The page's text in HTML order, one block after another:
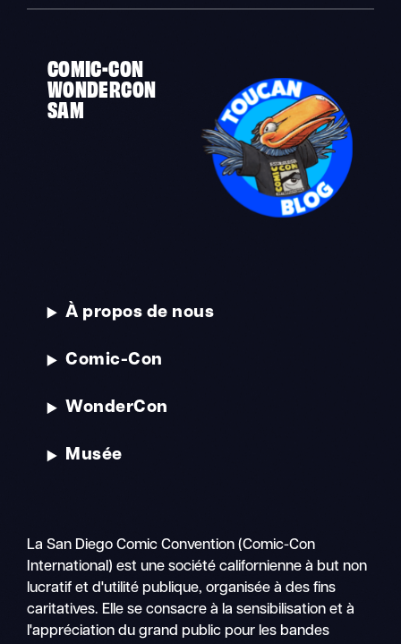
COMIC-CON
WONDERCON
SAM
À propos de nous
Comic-Con
WonderCon
Musée
La San Diego Comic Convention (Comic-Con
International) est une société californienne à but non
lucratif et d'utilité publique, organisée à des fins
caritatives. Elle se consacre à la sensibilisation et à
l'appréciation du grand public pour les bandes